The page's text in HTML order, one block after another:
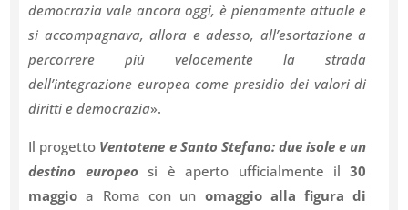
democrazia vale ancora oggi, è pienamente attuale e
si accompagnava, allora e adesso, all’esortazione a
percorrere più velocemente la strada
dell’integrazione europea come presidio dei valori di
diritti e democrazia».
Il progetto Ventotene e Santo Stefano: due isole e un
destino europeo si è aperto ufficialmente il30
maggio a Roma con un omaggio alla figura di